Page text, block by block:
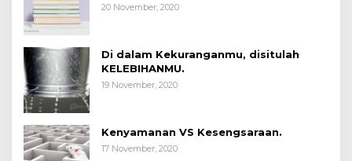
20 November, 2020
Di dalam Kekuranganmu, disitulah
KELEBIHANMU.
19 November, 2020
Kenyamanan VS Kesengsaraan.
17 November, 2020